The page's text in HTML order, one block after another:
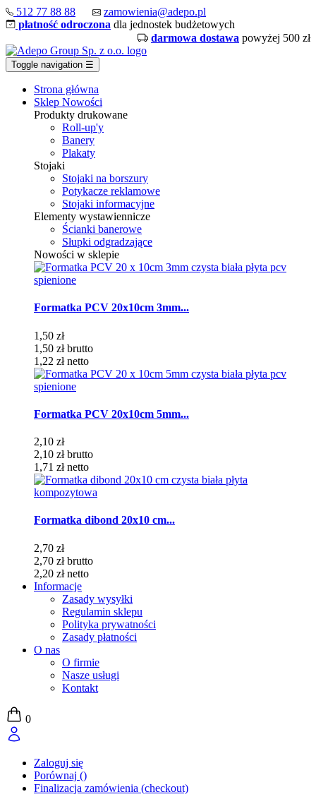
512 77 88 88
zamowienia@adepo.pl
płatność odroczona dla jednostek budżetowych
darmowa dostawa powyżej 500 zł
Toggle navigation ☰
Strona główna
Sklep Nowości
Produkty drukowane
Roll-up'y
Banery
Plakaty
Stojaki
Stojaki na borszury
Potykacze reklamowe
Stojaki informacyjne
Elementy wystawiennicze
Ścianki banerowe
Słupki odgradzające
Nowości w sklepie
Formatka PCV 20x10cm 3mm...
1,50 zł
1,50 zł brutto
1,22 zł netto
Formatka PCV 20x10cm 5mm...
2,10 zł
2,10 zł brutto
1,71 zł netto
Formatka dibond 20x10 cm...
2,70 zł
2,70 zł brutto
2,20 zł netto
Informacje
Zasady wysyłki
Regulamin sklepu
Polityka prywatności
Zasady płatności
O nas
O firmie
Nasze usługi
Kontakt
0
Zaloguj się
Porównaj ()
Finalizacja zamówienia (checkout)